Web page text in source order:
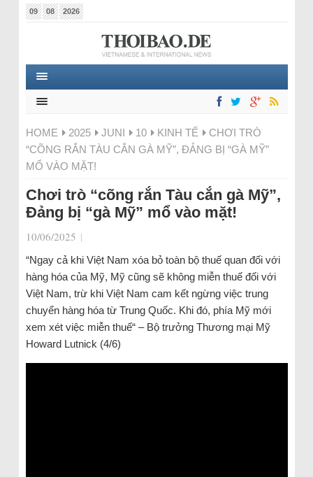
09 08 2026
HOME 2025 JUNI 10 KINH TẾ
CHƠI TRÒ
“CÕNG RẮN TÀU CẮN GÀ MỸ”, ĐẢNG BỊ “GÀ MỸ”
MỔ VÀO MẶT!
Chơi trò “cõng rắn Tàu cắn gà Mỹ”,
Đảng bị “gà Mỹ” mổ vào mặt!
10/06/2025 |
“Ngay cả khi Việt Nam xóa bỏ toàn bộ thuế quan đối với
hàng hóa của Mỹ, Mỹ cũng sẽ không miễn thuế đối với
Việt Nam, trừ khi Việt Nam cam kết ngừng việc trung
chuyển hàng hóa từ Trung Quốc. Khi đó, phía Mỹ mới
xem xét việc miễn thuế“ – Bộ trưởng Thương mại Mỹ
Howard Lutnick (4/6)